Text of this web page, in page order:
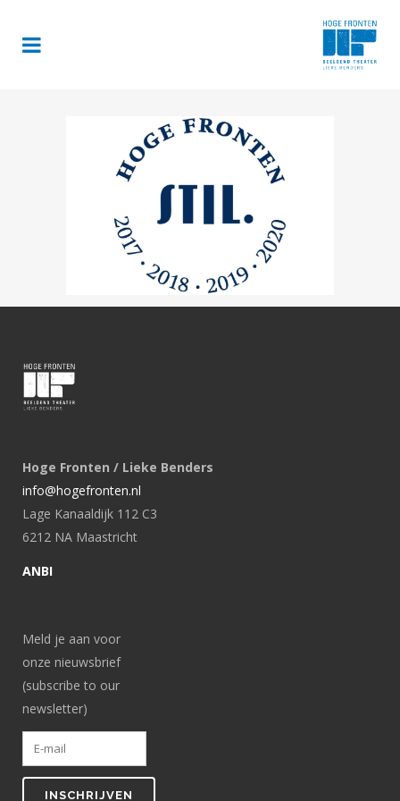
Hoge Fronten / Lieke Benders
info@hogefronten.nl
Lage Kanaaldijk 112 C3
6212 NA Maastricht
ANBI
Meld je aan voor
onze nieuwsbrief
(subscribe to our
newsletter)